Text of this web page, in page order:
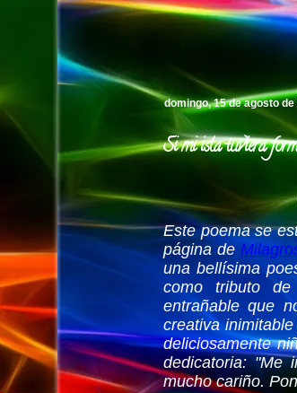
domingo, 15 de agosto de
Si mi isla tuviera
Este poema se
página de
una bellísima
como tributo
entrañable que
creativa
deliciosamente
dedicatoria: "Me
mucho cariño.